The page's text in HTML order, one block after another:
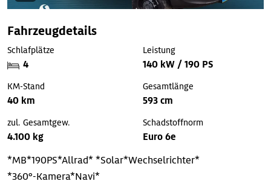
Fahrzeugdetails
Schlafplätze
4
Leistung
140 kW / 190 PS
KM-Stand
40 km
Gesamtlänge
593 cm
zul. Gesamtgew.
4.100 kg
Schadstoffnorm
Euro 6e
*MB*190PS*Allrad**Solar*Wechselrichter*
*360°-Kamera*Navi*